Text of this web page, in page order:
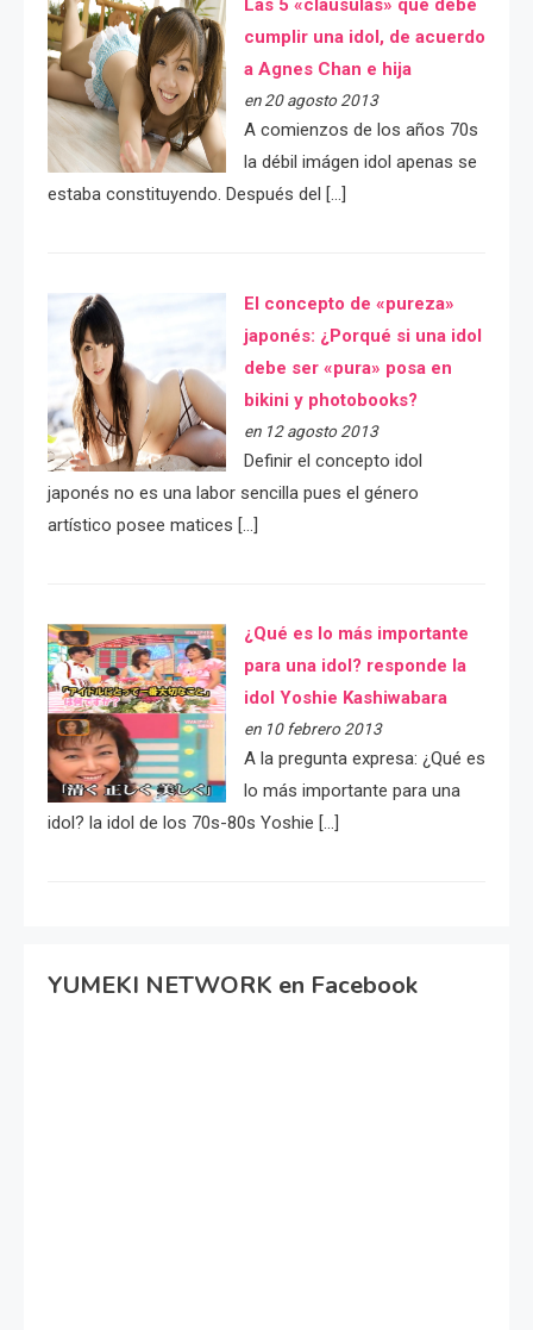
Las 5 «cláusulas» que debe
cumplir una idol, de acuerdo
a Agnes Chan e hija
en 20 agosto 2013
A comienzos de los años 70s
la débil imágen idol apenas se
estaba constituyendo. Después del […]
El concepto de «pureza»
japonés: ¿Porqué si una idol
debe ser «pura» posa en
bikini y photobooks?
en 12 agosto 2013
Definir el concepto idol
japonés no es una labor sencilla pues el género
artístico posee matices […]
¿Qué es lo más importante
para una idol? responde la
idol Yoshie Kashiwabara
en 10 febrero 2013
A la pregunta expresa: ¿Qué es
lo más importante para una
idol? la idol de los 70s-80s Yoshie […]
YUMEKI NETWORK en Facebook